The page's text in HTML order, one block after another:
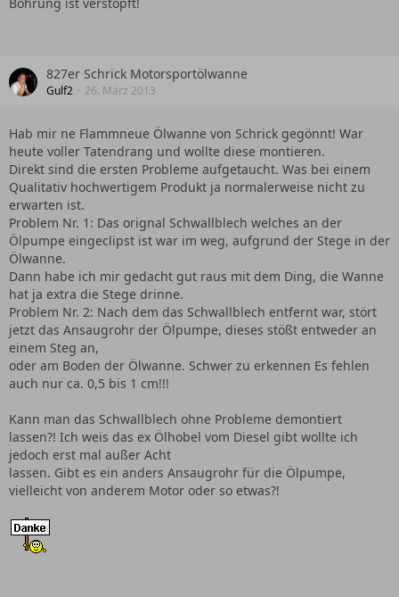
827er Schrick Motorsportölwanne
Gulf2 26. März 2013
Hab mir ne Flammneue Ölwanne von Schrick gegönnt! War
heute voller Tatendrang und wollte diese montieren.
Direkt sind die ersten Probleme aufgetaucht. Was bei einem
Qualitativ hochwertigem Produkt ja normalerweise nicht zu
erwarten ist.
Problem Nr. 1: Das orignal Schwallblech welches an der
Ölpumpe eingeclipst ist war im weg, aufgrund der Stege in der
Ölwanne.
Dann habe ich mir gedacht gut raus mit dem Ding, die Wanne
hat ja extra die Stege drinne.
Problem Nr. 2: Nach dem das Schwallblech entfernt war, stört
jetzt das Ansaugrohr der Ölpumpe, dieses stößt entweder an
einem Steg an,
oder am Boden der Ölwanne. Schwer zu erkennen Es fehlen
auch nur ca. 0,5 bis 1 cm!!!
Kann man das Schwallblech ohne Probleme demontiert
lassen?! Ich weis das ex Ölhobel vom Diesel gibt wollte ich
jedoch erst mal außer Acht
lassen. Gibt es ein anders Ansaugrohr für die Ölpumpe,
vielleicht von anderem Motor oder so etwas?!